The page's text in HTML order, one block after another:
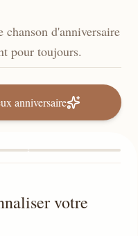
chanson d'anniversaire
pour toujours.
anniversaire
votre